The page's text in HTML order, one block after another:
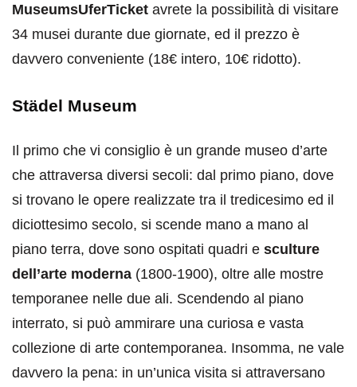
MuseumsUferTicket avrete la possibilità di visitare
34 musei durante due giornate, ed il prezzo è
davvero conveniente (18€ intero, 10€ ridotto).
Städel Museum
Il primo che vi consiglio è un grande museo d’arte
che attraversa diversi secoli: dal primo piano, dove
si trovano le opere realizzate tra il tredicesimo ed il
diciottesimo secolo, si scende mano a mano al
piano terra, dove sono ospitati quadri e sculture
dell’arte moderna (1800-1900), oltre alle mostre
temporanee nelle due ali. Scendendo al piano
interrato, si può ammirare una curiosa e vasta
collezione di arte contemporanea. Insomma, ne vale
davvero la pena: in un’unica visita si attraversano